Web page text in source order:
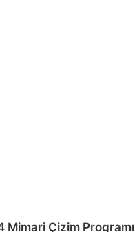
Mimari Çizim Programı